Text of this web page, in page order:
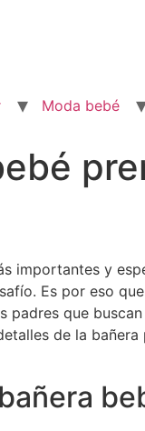
Moda bebé
importantes y
Es por eso
padres que
de la